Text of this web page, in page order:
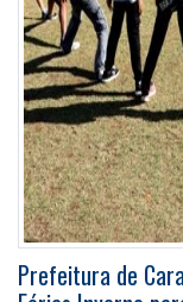
Prefeitura de